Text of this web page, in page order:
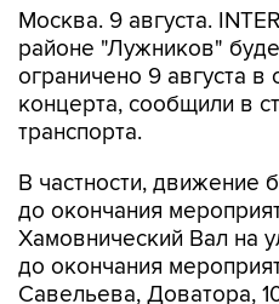
Москва. 9 августа.
районе "Лужников"
ограничено 9 августа
концерта, сообщили в
транспорта.
В частности, движение
до окончания
Хамовнический Вал на
до окончания
Савельева, Доватора,